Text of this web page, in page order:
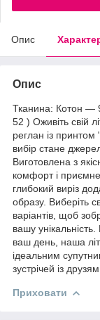
Опис
Опис
Тканина: Котон —
52 ) Оживіть свій
реглан із
вибір стане
Виготовлена з
комфорт і приємне
глибокий виріз
образу. Виберіть
варіантів, щоб
вашу
ваш день, наша
ідеальним
зустрічей із
Приховати